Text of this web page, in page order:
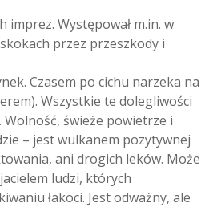
Występował m.in. w
przez przeszkody i
Czasem po cichu narzeka na
Wszystkie te dolegliwości
świeże powietrze i
– jest wulkanem pozytywnej
ani drogich leków. Może
ludzi, których
łakoci. Jest odważny, ale